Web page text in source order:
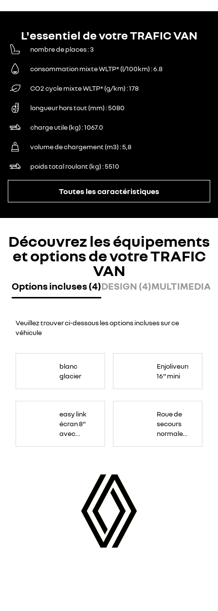
L'essentiel de votre TRAFIC VAN
nombre de places 3
consommation mixte WLTP* (l/100km) 6.8
CO2 cycle mixte WLTP* (g/km) 178
longueur hors tout (mm) 5080
charge utile (kg) 1067.0
volume de chargement (m3) 5,8
poids total roulant (kg) 5510
Toutes les caractéristiques
Découvrez les équipements
et options de votre TRAFIC
VAN
Options incluses (4)DESIGN (4)MULTIMEDIA
Veuillez trouver ci-dessous les options incluses sur ce
véhicule
blanc
glacier
Enjoliveurs
16" mini
easy link
écran 8"
avec
Roue de
secours
normale